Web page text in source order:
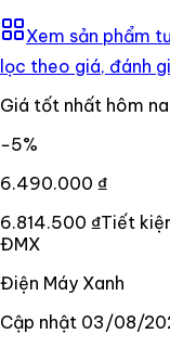
Xem sản phẩm
lọc theo giá, đánh
Giá tốt nhất hôm
−5%
6.490.000 ₫
6.814.500 ₫Tiết
ĐMX
Điện Máy Xanh
Cập nhật 03/08/